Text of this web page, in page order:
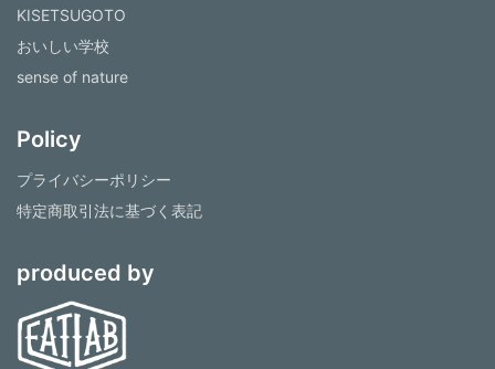
KISETSUGOTO
おいしい学校
sense of nature
Policy
プライバシーポリシー
特定商取引法に基づく表記
produced by